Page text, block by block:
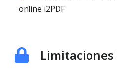
online i2PDF